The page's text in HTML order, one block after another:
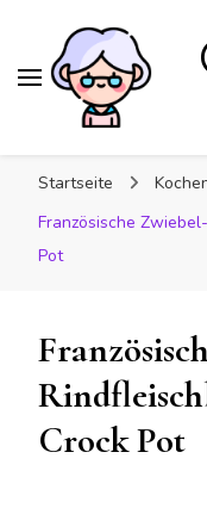
Startseite
Französische
Pot
Crock Pot